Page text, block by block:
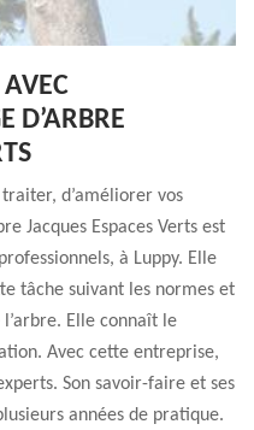
D’ARBRE
d’améliorer vos
Jacques Espaces Verts est
à Luppy. Elle
tâche suivant les normes et
Elle connaît le
Avec cette entreprise,
Son savoir-faire et ses
années de pratique.